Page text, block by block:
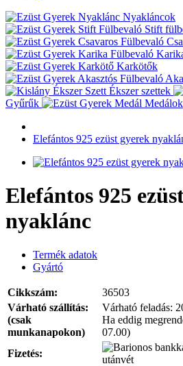
Nyakláncok
Stift
Karkötők
Ékszer szettek
Gyűrűk
Medálok
Elefántos 925 ezüst gyerek
Elefántos 925
nyaklánc
Termék adatok
Gyártó
Cikkszám:
36503
Várható szállítás:
(csak
munkanapokon)
Várható feladás:
Ha eddig
07.00)
Fizetés:
utánvét